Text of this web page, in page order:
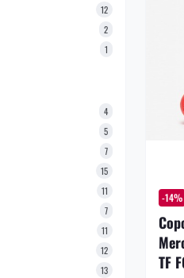
12
2
1
4
5
7
15
11
7
11
12
13
-14%
TF